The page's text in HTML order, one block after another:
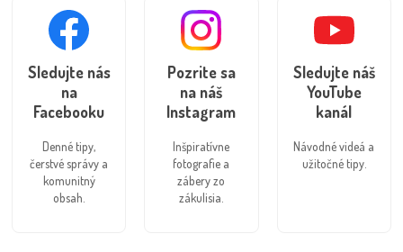
Sledujte nás
na
Facebooku
Denné tipy,
čerstvé správy a
komunitný
obsah.
Pozrite sa
na náš
Instagram
Inšpiratívne
fotografie a
zábery zo
zákulisia.
Sledujte náš
YouTube
kanál
Návodné videá a
užitočné tipy.